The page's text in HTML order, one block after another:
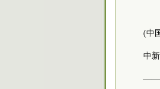
(中
中
——